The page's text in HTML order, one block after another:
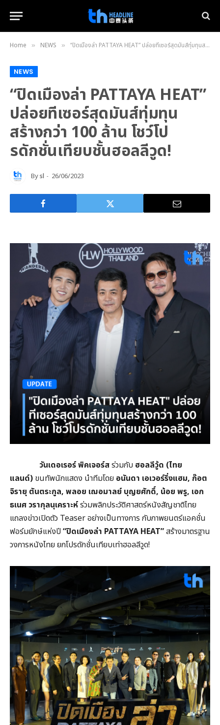
Home » NEWS » “ปิดเมืองล่า PATTAYA HEAT” ปล่อยทีเซอร์สุดมันส์ทุ่มทุนสร้างกว่า 100 ล้าน โชว์โปรดักชั่นเทียบชั้นฮอลลีวูด!
NEWS
“ปิดเมืองล่า PATTAYA HEAT”
ปล่อยทีเซอร์สุดมันส์ทุ่มทุน
สร้างกว่า 100 ล้าน โชว์โป
รดักชั่นเทียบชั้นฮอลลีวูด!
Bysl 26/06/2023
วันเดอเรอร์ พิคเจอร์สร่วมกับ ฮอลลีวู้ด (ไทย
แลนด์) ขนทัพนักแสดง นำทีมโดย อนันดา เอเวอร์ริ่งแฮม, ก๊อต
จิรายุ ตันตระกูล, พลอย เฌอมาลย์ บุญยศักดิ์, น้อย พรู, เอก
ธเนศ วรากุลนุเคราะห์ร่วมพลิกประวัติศาสตร์หนังสัญชาติไทย
แถลงข่าวเปิดตัว Teaser อย่างเป็นทางการ กับภาพยนตร์แอคชั่น
ฟอร์มยักษ์แห่งปี“ปิดเมืองล่า PATTAYA HEAT”สร้างมาตรฐาน
วงการหนังไทย ยกโปรดักชั่นเทียบเท่าฮอลลีวูด!